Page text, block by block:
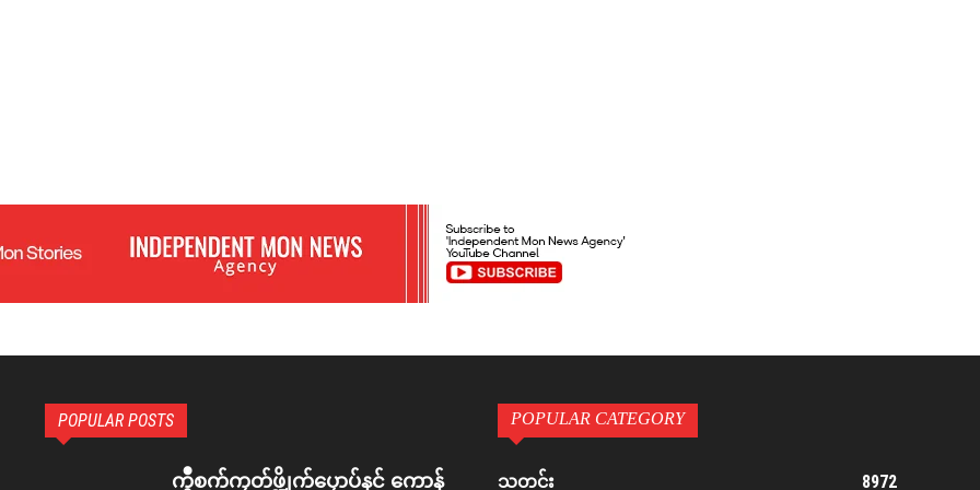
POPULAR POSTS
ကွဳစက်ကၠတ်ဖ္ဍိုက်ပၠောပ်နင် ကောန်
POPULAR CATEGORY
သတင်း 8972